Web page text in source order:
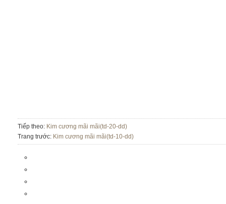
Tiếp theo: Kim cương mãi mãi(td-20-dd)
Trang trước: Kim cương mãi mãi(td-10-dd)